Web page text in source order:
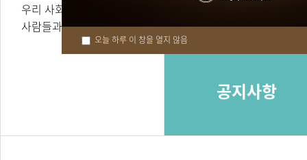
오늘 하루 이 창을 열지 않음
우리 사회의 가장 어려운
사람들과 함께하는 병원
공지사항